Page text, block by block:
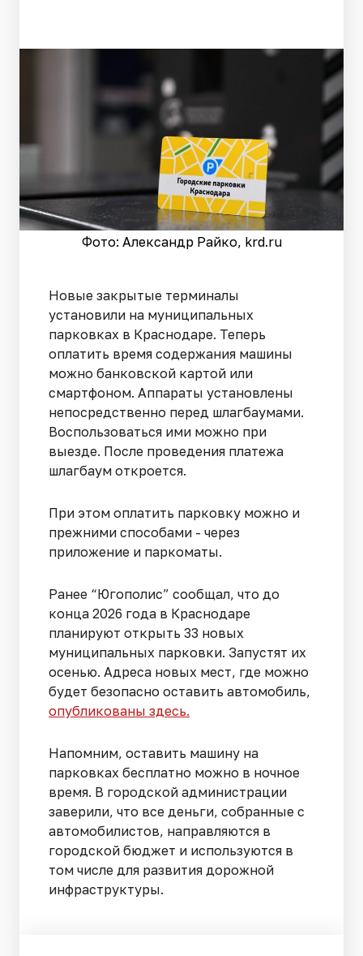
Фото: Александр Райко, krd.ru
Новые закрытые терминалы
установили на муниципальных
парковках в Краснодаре. Теперь
оплатить время содержания машины
можно банковской картой или
смартфоном. Аппараты установлены
непосредственно перед шлагбаумами.
Воспользоваться ими можно при
выезде. После проведения платежа
шлагбаум откроется.
При этом оплатить парковку можно и
прежними способами - через
приложение и паркоматы.
Ранее “Югополис” сообщал, что до
конца 2026 года в Краснодаре
планируют открыть 33 новых
муниципальных парковки. Запустят их
осенью. Адреса новых мест, где можно
будет безопасно оставить автомобиль,
опубликованы здесь.
Напомним, оставить машину на
парковках бесплатно можно в ночное
время. В городской администрации
заверили, что все деньги, собранные с
автомобилистов, направляются в
городской бюджет и используются в
том числе для развития дорожной
инфраструктуры.